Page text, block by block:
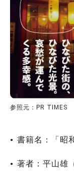
参照元：PR TIMES
書籍名：「昭
著者：平山雄